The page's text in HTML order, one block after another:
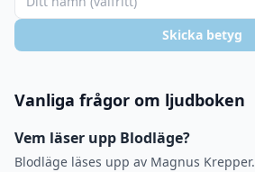
Skicka betyg
Vanliga frågor om ljudboken
Vem läser upp Blodläge?
Blodläge läses upp av Magnus Krepper.